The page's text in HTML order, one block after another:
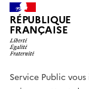
RÉPUBLIQUE
FRANÇAISE
Service Public